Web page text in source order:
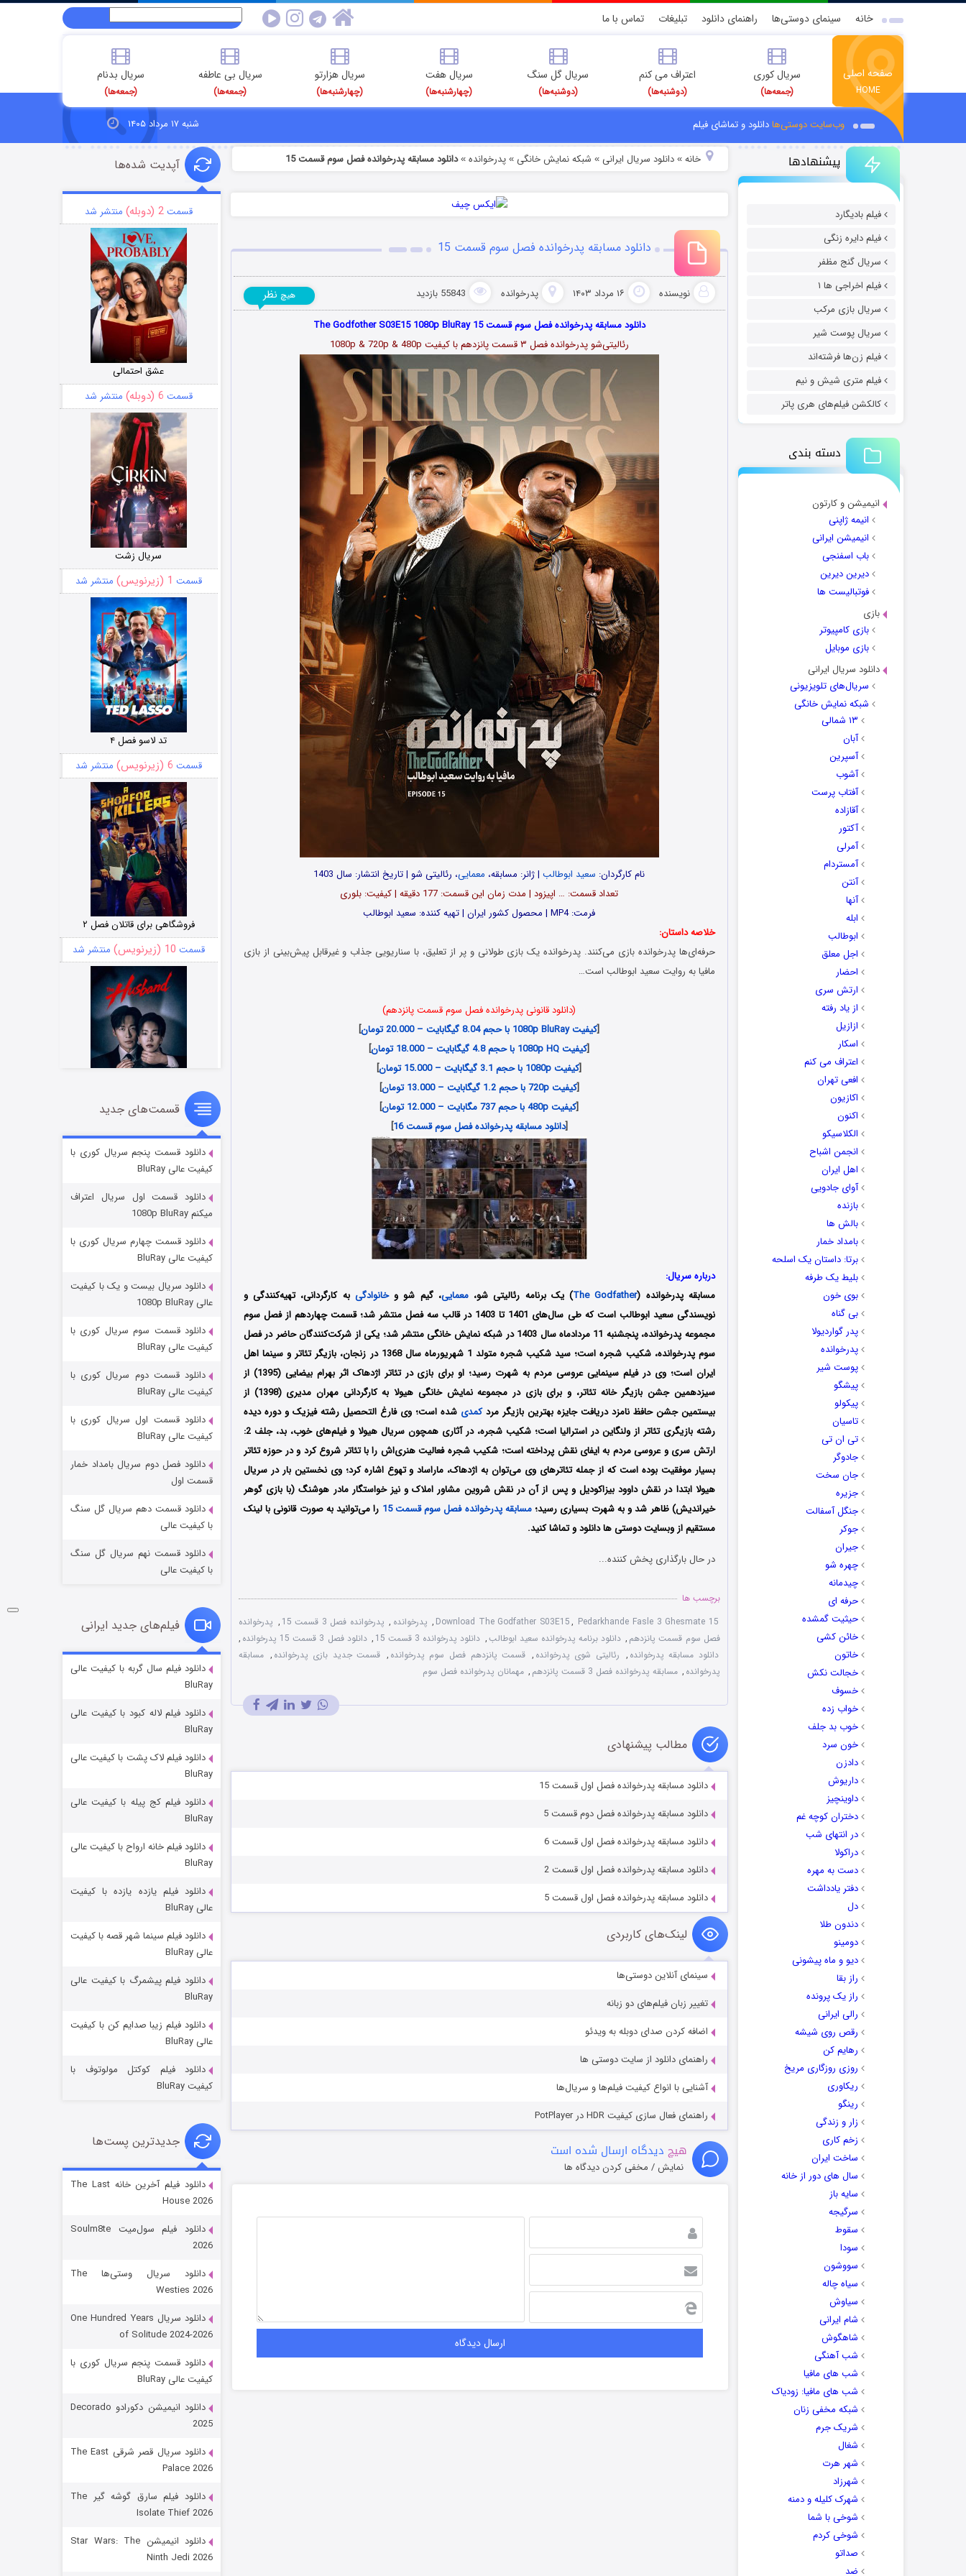
خانه سینمای دوستی‌ها راهنمای دانلود تبلیغات تماس با ما
صفحه اصلی
HOME
سریال کوری
(جمعه‌ها)
اعتراف می کنم
(دوشنبه‌ها)
سریال گل سنگ
(دوشنبه‌ها)
سریال هفت
(چهارشنبه‌ها)
سریال هزارتو
(چهارشنبه‌ها)
سریال بی عاطفه
(جمعه‌ها)
سریال بدنام
(جمعه‌ها)
وب‌سایت دوستی‌هادانلود و تماشای فیلم شنبه ۱۷ مرداد ۱۴۰۵
پیشنهادها
فیلم بادیگارد
فیلم دایره زنگی
سریال گنج مظفر
فیلم اخراجی ها ۱
سریال بازی مرکب
سریال پوست شیر
فیلم زن‌ها فرشته‌اند
فیلم متری شیش و نیم
کالکشن فیلم‌های هری پاتر
دسته بندی
انیمیشن و کارتون
انیمه ژاپنی
انیمیشن ایرانی
باب اسفنجی
دیرین دیرین
فوتبالیست ها
بازی
بازی کامپیوتر
بازی موبایل
دانلود سریال ایرانی
سریال‌های تلویزیونی
شبکه نمایش خانگی
۱۳ شمالی
آبان
آسپرین
آشوب
آفتاب پرست
آقازاده
آکتور
آمرلی
آمستردام
آنتن
آنها
ابله
ابوطالب
اجل معلق
احضار
ارتش سری
از یاد رفته
ازازیل
اسکار
اعتراف می کنم
افعی تهران
اکازیون
اکنون
الکلاسیکو
انجمن اشباح
اهل ایران
آوای جادویی
بازنده
بالش ها
بامداد خمار
برتا: داستان یک اسلحه
بلیط یک‌‌ طرفه
بوی خون
بی گناه
پدر گواردیولا
پدرخوانده
پوست شیر
پیشگو
پیکولو
تاسیان
تی ان تی
جادوگر
جان سخت
جزیره
جنگل آسفالت
جوکر
جیران
چهره شو
چیدمانه
حرفه ای
حیثیت گمشده
خائن کشی
خاتون
خجالت نکش
خسوف
خواب زده
خوب بد جلف
خون سرد
دادزن
داریوش
داوینچیز
دختران کوچه غم
در انتهای شب
دراکولا
دست به مهره
دفتر یادداشت
دل
دندون طلا
دومینو
دیو و ماه پیشونی
راز بقا
راز یک پرونده
رالی ایرانی
رقص روی شیشه
رهایم کن
روزی روزگاری مریخ
ریکاوری
رینگو
زار و زندگی
زخم کاری
ساخت ایران
سال های دور از خانه
سایه باز
سرگیجه
سقوط
سودا
سووشون
سیاه چاله
سیاوش
شام ایرانی
شاهگوش
شب آهنگی
شب های مافیا
شب های مافیا: زودیاک
شبکه مخفی زنان
شریک جرم
شغال
شهر هرت
شهرزاد
شهرک کلیله و دمنه
شوخی با شما
شوخی کردم
صداتو
ضد
خانه» دانلود سریال ایرانی » شبکه نمایش خانگی » پدرخوانده»دانلود مسابقه پدرخوانده فصل سوم قسمت 15
دانلود مسابقه پدرخوانده فصل سوم قسمت 15
نویسنده ۱۶ مرداد ۱۴۰۳ پدرخوانده 55843 بازدید هیچ نظر
دانلود مسابقه پدرخوانده فصل سوم قسمت 15 The Godfother S03E15 1080p BluRay
رئالیتی‌شو پدرخوانده فصل ۳ قسمت پانزدهم با کیفیت 1080p & 720p & 480p
نام کارگردان: سعید ابوطالب| ژانر: مسابقه، معمایی، رئالیتی شو | تاریخ انتشار: سال 1403
تعداد قسمت‌: … اپیزود | مدت زمان این قسمت: 177 دقیقه | کیفیت: بلوری
فرمت: MP4 | محصول کشور ایران | تهیه کننده: سعید ابوطالب
خلاصه داستان:
حرفه‌‌ای‌ها پدرخوانده بازی می‌کنند. پدرخوانده یک بازی طولانی و پر از تعلیق، با سناریویی جذاب و غیرقابل پیش‌بینی از بازی
مافیا به روایت سعید ابوطالب است…
(دانلود قانونی پدرخوانده فصل سوم قسمت پانزدهم)
[کیفیت 1080p BluRay با حجم 8.04 گیگابایت – 20.000 تومان
]
[کیفیت 1080p HQ با حجم 4.8 گیگابایت – 18.000 تومان
]
[کیفیت 1080p با حجم 3.1 گیگابایت – 15.000 تومان
]
[کیفیت 720p با حجم 1.2 گیگابایت – 13.000 تومان
]
[کیفیت 480p با حجم 737 مگابایت – 12.000 تومان
]
[دانلود مسابقه پدرخوانده فصل سوم قسمت 16 ]
درباره سریال:
مسابقه پدرخوانده (The Godfather) یک برنامه رئالیتی شو،معمایی، گیم شو وخانوادگی به کارگردانی، تهیه‌کنندگی و
نویسندگی سعید ابوطالب است که طی سال‌های 1401 تا 1403 در قالب سه فصل منتشر شد؛ قسمت چهاردهم از فصل سوم
مجموعه پدرخوانده، پنجشنبه 11 مردادماه سال 1403 در شبکه نمایش خانگی منتشر شد؛ یکی از شرکت‌کنندگان حاضر در فصل
سوم پدرخوانده، شکیب شجره است؛ سید شکیب شجره متولد 1 شهریورماه سال 1368 در زنجان، بازیگر تئاتر و سینما اهل
ایران است؛ وی در فیلم سینمایی عروسی مردم به شهرت رسید؛ او برای بازی در تئاتر اژدهاک اثر بهرام بیضایی (1395) از
سیزدهمین جشن بازیگر خانه تئاتر، و برای بازی در مجموعه نمایش خانگی هیولا به کارگردانی مهران مدیری (1398) از
بیستمین جشن حافظ نامزد دریافت جایزه بهترین بازیگر مردکمدی شده است؛ وی فارغ التحصیل رشته فیزیک و دوره دیده
رشته بازیگری تئاتر از ولنگاین در استرالیا است؛ شکیب شجره، در آثاری همچون سریال هیولا و فیلم‌های خوب، بد، جلف 2:
ارتش سری و عروسی مردم به ایفای نقش پرداخته است؛ شکیب شجره فعالیت هنری‌اش را با تئاتر شروع کرد و در حوزه تئاتر
بسیار موفقیت بوده است که از جمله تئاترهای وی می‌توان به اژدهاک، ماراساد و تهوع اشاره کرد؛ وی نخستین بار در سریال
هیولا ابتدا در نقش داوود بیزاکودیل و پس از آن در نقش شروین مشاور املاک و نیز خواستگار مادر هوشنگ (با بازی گوهر
خیراندیش) ظاهر شد و به شهرت بسیاری رسید؛مسابقه پدرخوانده فصل سوم قسمت 15
را می‌توانید به صورت قانونی با لینک
مستقیم از وبسایت دوستی ها دانلود و تماشا کنید.
در حال بارگذاری پخش کننده...
برچسب ها
Download The Godfather S03E15, Pedarkhande Fasle 3 Ghesmate 15
, پدرخوانده , پدرخوانده فصل 3 قسمت 15 , پدرخوانده
فصل سوم قسمت پانزدهم , دانلود برنامه پدرخوانده سعید ابوطالب, دانلود پدرخوانده 3 قسمت 15 , دانلود فصل 3 قسمت 15 پدرخوانده
,
دانلود مسابقه پدرخوانده , رئالیتی شوی پدرخوانده , قسمت پانزدهم فصل سوم پدرخوانده , قسمت جدید بازی پدرخوانده , مسابقه
پدرخوانده , مسابقه پدرخوانده فصل 3 قسمت پانزدهم , مهمانان پدرخوانده فصل سوم
مطالب پیشنهادی
دانلود مسابقه پدرخوانده فصل اول قسمت 15
دانلود مسابقه پدرخوانده فصل دوم قسمت 5
دانلود مسابقه پدرخوانده فصل اول قسمت 6
دانلود مسابقه پدرخوانده فصل اول قسمت 2
دانلود مسابقه پدرخوانده فصل اول قسمت 5
لینک‌های کاربردی
سینمای آنلاین دوستی‌ها
تغییر زبان فیلم‌های دو زبانه
اضافه کردن صدای دوبله به ویدئو
راهنمای دانلود از سایت دوستی ها
آشنایی با انواع کیفیت فیلم‌ها و سریال‌ها
راهنمای فعال سازی کیفیت HDR در PotPlayer
هیچ دیدگاه ارسال شده است
نمایش / مخفی کردن دیدگاه ها
آپدیت شده‌ها
قسمت2 (دوبله) منتشر شد
عشق احتمالی
قسمت 6 (دوبله) منتشر شد
سریال زشت
قسمت 1 (زیرنویس) منتشر شد
تد لاسو فصل ۴
قسمت 6 (زیرنویس) منتشر شد
فروشگاهی برای قاتلان فصل ۲
قسمت 10 (زیرنویس) منتشر شد
شوهر
قسمت8 (زیرنویس) منتشر شد
عملیات آپارتمان
مردگان متحرک: شهر مرده ۳
قسمت 2 (زیرنویس) منتشر شد
شکست استوارت در نجات جهان
قسمت
شوگر فصل ۲
خاندان اژدها فصل ۳
قسمت
باب اسفنجی فصل ۱۷
قسمت
قسمت‌های جدید
دانلود قسمت پنجم سریال کوری با
کیفیت عالی BluRay
دانلود قسمت اول سریال اعتراف
میکنم 1080p BluRay
دانلود قسمت چهارم سریال کوری با
کیفیت عالی BluRay
دانلود سریال بیست و یک با کیفیت
عالی 1080p BluRay
دانلود قسمت سوم سریال کوری با
کیفیت عالی BluRay
دانلود قسمت دوم سریال کوری با
کیفیت عالی BluRay
دانلود قسمت اول سریال کوری با
کیفیت عالی BluRay
دانلود فصل دوم سریال بامداد خمار
قسمت اول
دانلود قسمت دهم سریال گل سنگ
با کیفیت عالی
دانلود قسمت نهم سریال گل سنگ
با کیفیت عالی
فیلم‌های جدید ایرانی
دانلود فیلم سال گربه با کیفیت عالی
BluRay
دانلود فیلم لاله کبود با کیفیت عالی
BluRay
دانلود فیلم لاک پشت با کیفیت عالی
BluRay
دانلود فیلم کج‌ پیله با کیفیت عالی
BluRay
دانلود فیلم خانه ارواح با کیفیت عالی
BluRay
دانلود فیلم یازده یازده با کیفیت
عالی BluRay
دانلود فیلم سینما شهر قصه با کیفیت
عالی BluRay
دانلود فیلم پیشمرگ با کیفیت عالی
BluRay
دانلود فیلم زیبا صدایم کن با کیفیت
عالی BluRay
دانلود فیلم کوکتل مولوتوف با
کیفیت BluRay
جدیدترین پست‌ها
دانلود فیلم آخرین خانه The Last
House 2026
دانلود فیلم سول‌میت Soulm8te
2026
دانلود سریال وستی‌ها The
Westies 2026
دانلود سریال One Hundred Years
of Solitude 2024-2026
دانلود قسمت پنجم سریال کوری با
کیفیت عالی BluRay
دانلود انیمیشن دکورادو Decorado
2025
دانلود سریال قصر شرقی The East
Palace 2026
دانلود فیلم سارق گوشه گیر The
Isolate Thief 2026
دانلود انیمیشن Star Wars: The
Ninth Jedi 2026